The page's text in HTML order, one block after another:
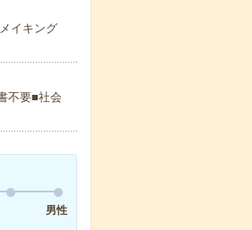
イキング
不要■社会
男性